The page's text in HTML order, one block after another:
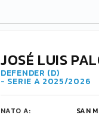
JOSÉ LUIS
DEFENDER (D)
- SERIE A 2025/2026
NATO A:
SAN